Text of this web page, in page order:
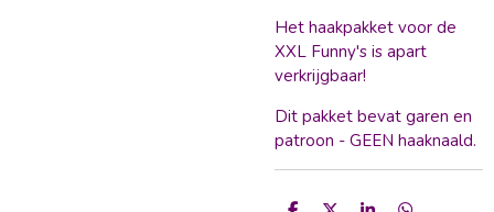
Het haakpakket voor de
XXL Funny's is apart
verkrijgbaar!
Dit pakket bevat garen en
patroon - GEEN haaknaald.